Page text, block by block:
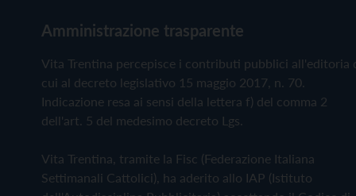
Amministrazione trasparente
Vita Trentina percepisce i contributi pubblici all'editoria
cui al decreto legislativo 15 maggio 2017, n. 70.
Indicazione resa ai sensi della lettera f) del comma 2
dell'art. 5 del medesimo decreto Lgs.
Vita Trentina, tramite la Fisc (Federazione Italiana
Settimanali Cattolici), ha aderito allo IAP (Istituto